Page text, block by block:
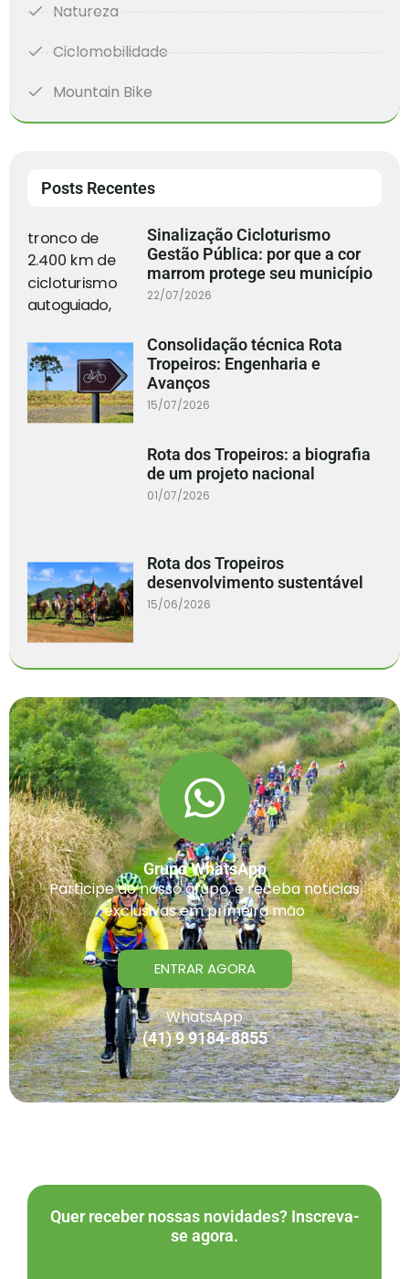
Natureza
Ciclomobilidade
Mountain Bike
Posts Recentes
Sinalização Cicloturismo
Gestão Pública: por que a cor
marrom protege seu município
22/07/2026
Consolidação técnica Rota
Tropeiros: Engenharia e
Avanços
15/07/2026
Rota dos Tropeiros: a biografia
de um projeto nacional
01/07/2026
Rota dos Tropeiros
desenvolvimento sustentável
15/06/2026
Grupo WhatsApp
Participe do nosso grupo, e receba noticias
exclusivas em primeira mão
ENTRAR AGORA
WhatsApp
(41) 9 9184-8855
Quer receber nossas novidades? Inscreva-
se agora.